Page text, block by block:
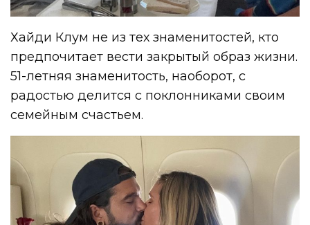
Хайди Клум не из тех знаменитостей, кто
предпочитает вести закрытый образ жизни.
51-летняя знаменитость, наоборот, с
радостью делится с поклонниками своим
семейным счастьем.